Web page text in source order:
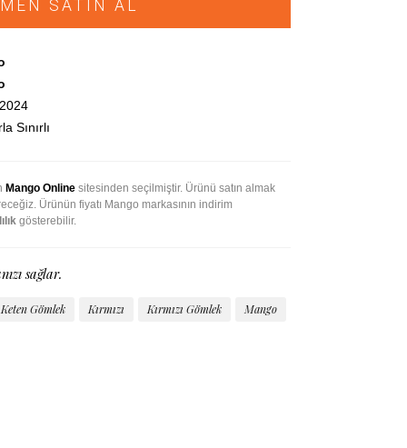
SATIN AL
Sınırlı
Mango Onlinesitesinden seçilmiştir. Ürünü satın almak
Ürünün fiyatı Mango markasının indirim
gösterebilir.
sağlar.
Keten Gömlek Kırmızı Kırmızı Gömlek Mango